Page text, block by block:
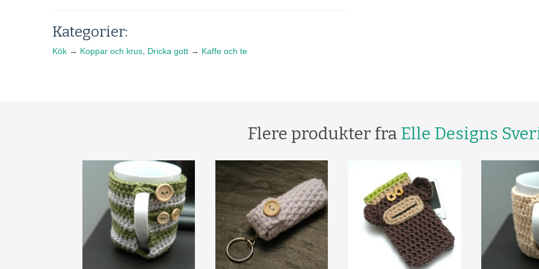
Kategorier:
Kök → Koppar och krus, Dricka gott → Kaffe och te
Flere produkter fra Elle Designs